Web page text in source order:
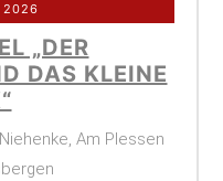
2026
„DER
DAS KLEINE
Am Plessen